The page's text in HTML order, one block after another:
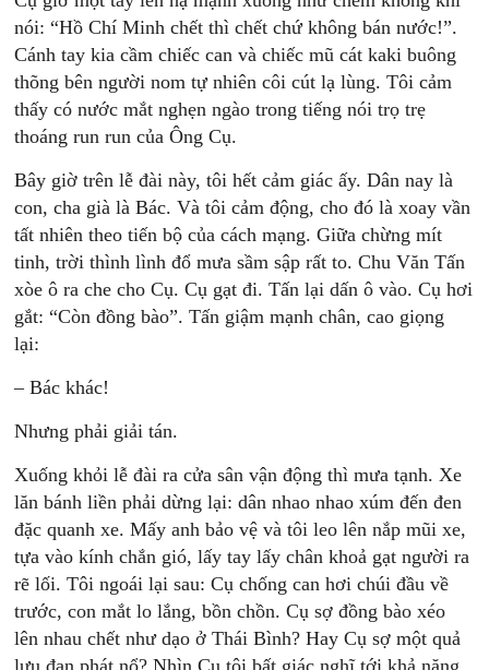
nói: “Hồ Chí Minh chết thì chết chứ không bán nước!”.
Cánh tay kia cầm chiếc can và chiếc mũ cát kaki buông
thõng bên người nom tự nhiên côi cút lạ lùng. Tôi cảm
thấy có nước mắt nghẹn ngào trong tiếng nói trọ trẹ
thoáng run run của Ông Cụ.
Bây giờ trên lễ đài này, tôi hết cảm giác ấy. Dân nay là
con, cha già là Bác. Và tôi cảm động, cho đó là xoay vần
tất nhiên theo tiến bộ của cách mạng. Giữa chừng mít
tinh, trời thình lình đổ mưa sầm sập rất to. Chu Văn Tấn
xòe ô ra che cho Cụ. Cụ gạt đi. Tấn lại dấn ô vào. Cụ hơi
gắt: “Còn đồng bào”. Tấn giậm mạnh chân, cao giọng
lại:
– Bác khác!
Nhưng phải giải tán.
Xuống khỏi lễ đài ra cửa sân vận động thì mưa tạnh. Xe
lăn bánh liền phải dừng lại: dân nhao nhao xúm đến đen
đặc quanh xe. Mấy anh bảo vệ và tôi leo lên nắp mũi xe,
tựa vào kính chắn gió, lấy tay lấy chân khoả gạt người ra
rẽ lối. Tôi ngoái lại sau: Cụ chống can hơi chúi đầu về
trước, con mắt lo lắng, bồn chồn. Cụ sợ đồng bào xéo
lên nhau chết như dạo ở Thái Bình? Hay Cụ sợ một quả
lựu đạn phát nổ? Nhìn Cụ tôi bất giác nghĩ tới khả năng